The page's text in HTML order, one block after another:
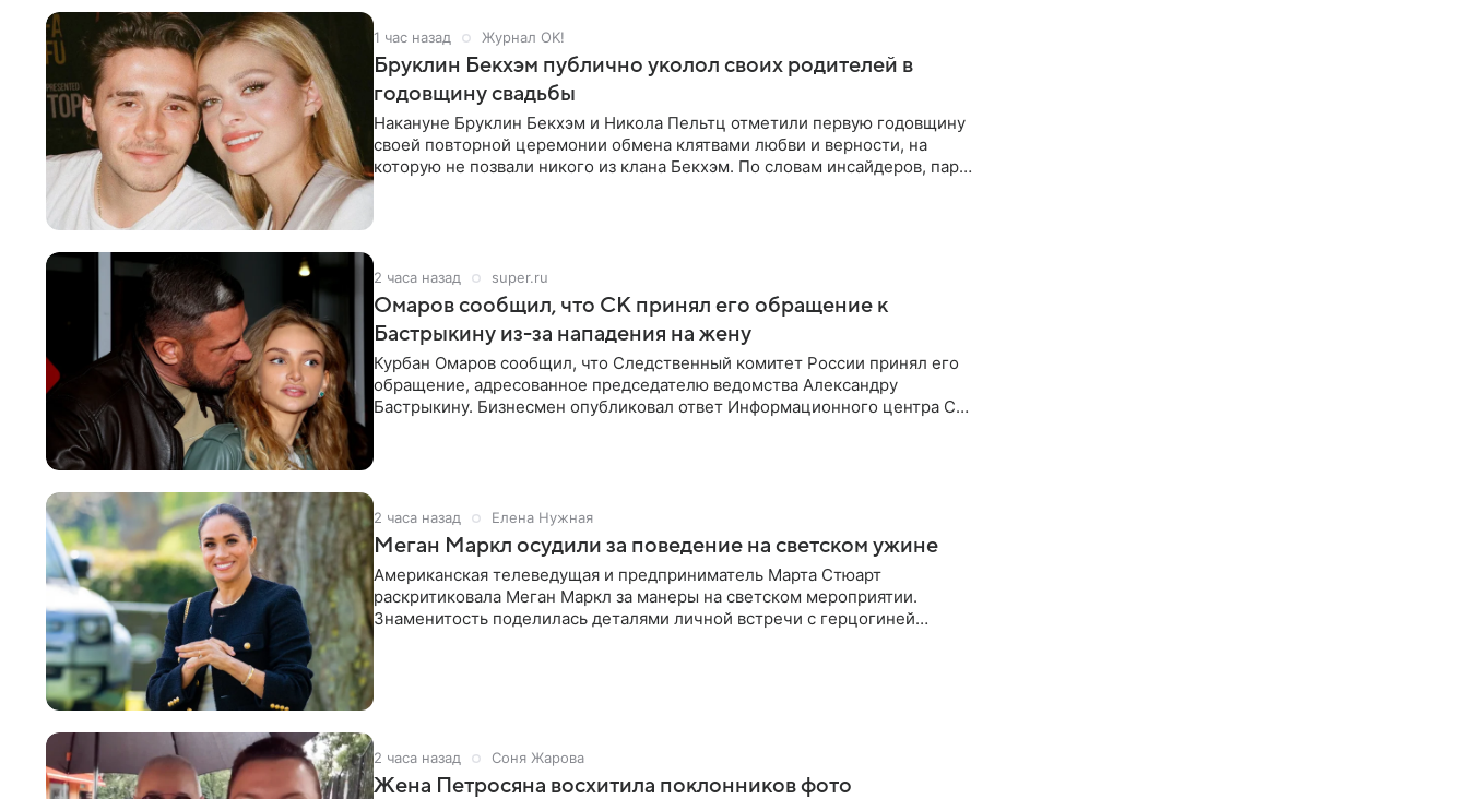
1 час назад Журнал OK!
Бруклин Бекхэм публично уколол своих родителей в
годовщину свадьбы
Накануне Бруклин Бекхэм и Никола Пельтц отметили первую годовщину
своей повторной церемонии обмена клятвами любви и верности, на
которую не позвали никого из клана Бекхэм. По словам инсайдеров, пара
2 часа назад super.ru
Омаров сообщил, что СК принял его обращение к
Бастрыкину из-за нападения на жену
Курбан Омаров сообщил, что Следственный комитет России принял его
обращение, адресованное председателю ведомства Александру
Бастрыкину. Бизнесмен опубликовал ответ Информационного центра СК
2 часа назад Елена Нужная
Меган Маркл осудили за поведение на светском ужине
Американская телеведущая и предприниматель Марта Стюарт
раскритиковала Меган Маркл за манеры на светском мероприятии.
Знаменитость поделилась деталями личной встречи с герцогиней
2 часа назад Соня Жарова
Жена Петросяна восхитила поклонников фото